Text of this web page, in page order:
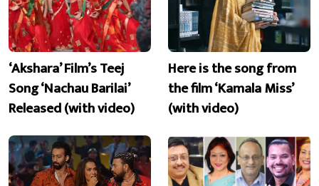
‘Akshara’ Film’s Teej
Song ‘Nachau Barilai’
Released (with video)
Here is the song from
the film ‘Kamala Miss’
(with video)